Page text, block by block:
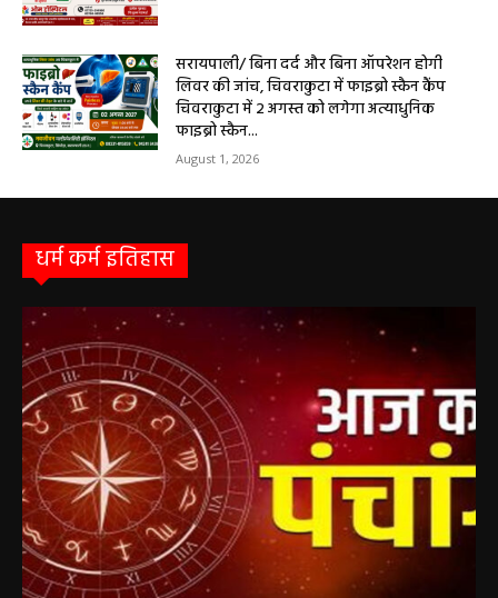
सरायपाली/ बिना दर्द और बिना ऑपरेशन होगी
लिवर की जांच, चिवराकुटा में फाइब्रो स्कैन कैंप
चिवराकुटा में 2 अगस्त को लगेगा अत्याधुनिक
फाइब्रो स्कैन...
August 1, 2026
धर्म कर्म इतिहास